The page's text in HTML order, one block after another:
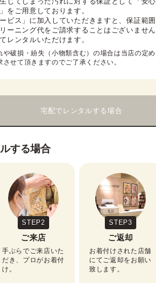
をご用意しております。
ービス」に加入していただきますと、保証範囲
ーニング代をご請求することはございません
レンタルいただけます。
破損・紛失（小物類含む）の場合は当店の定め
させて頂きますのでご了承ください。
宅配でレンタルする場合
する場合
STEP2
ご来店
手ぶらでご来店いた
だき、プロがお着付
け。
STEP3
ご返却
お着付けされた店舗
にてご返却をお願い
致します。